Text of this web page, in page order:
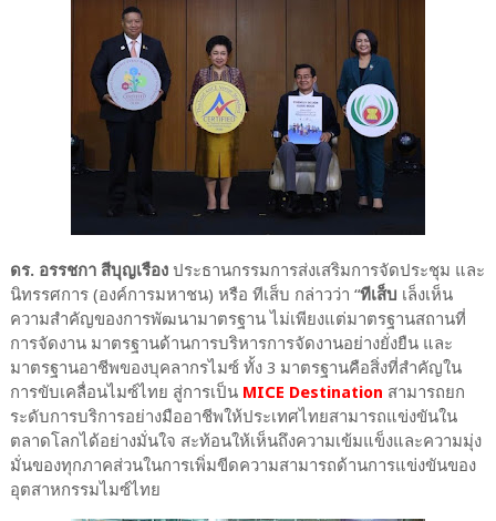
ดร. อรรชกา สีบุญเรือง ประธานกรรมการส่งเสริมการจัดประชุม และ
นิทรรศการ (องค์การมหาชน) หรือ ทีเส็บ กล่าวว่า “ทีเส็บ เล็งเห็น
ความสำคัญของการพัฒนามาตรฐาน ไม่เพียงแต่มาตรฐานสถานที่
การจัดงาน มาตรฐานด้านการบริหารการจัดงานอย่างยั่งยืน และ
มาตรฐานอาชีพของบุคลากรไมซ์ ทั้ง 3 มาตรฐานคือสิ่งที่สำคัญใน
การขับเคลื่อนไมซ์ไทย สู่การเป็นMICE Destination สามารถยก
ระดับการบริการอย่างมืออาชีพให้ประเทศไทยสามารถแข่งขันใน
ตลาดโลกได้อย่างมั่นใจ สะท้อนให้เห็นถึงความเข้มแข็งและความมุ่ง
มั่นของทุกภาคส่วนในการเพิ่มขีดความสามารถด้านการแข่งขันของ
อุตสาหกรรมไมซ์ไทย